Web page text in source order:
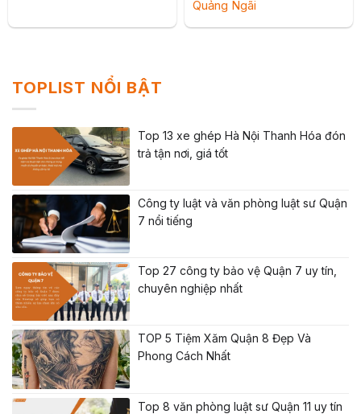
TOPLIST NỔI BẬT
Top 13 xe ghép Hà Nội Thanh Hóa đón
trả tận nơi, giá tốt
Công ty luật và văn phòng luật sư Quận
7 nổi tiếng
Top 27 công ty bảo vệ Quận 7 uy tín,
chuyên nghiệp nhất
TOP 5 Tiệm Xăm Quận 8 Đẹp Và
Phong Cách Nhất
Top 8 văn phòng luật sư Quận 11 uy tín
Quảng Ngãi